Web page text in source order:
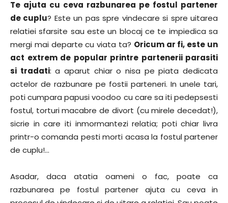
Te ajuta cu ceva razbunarea pe fostul partener
de cuplu? Este un pas spre vindecare si spre uitarea
relatiei sfarsite sau este un blocaj ce te impiedica sa
mergi mai departe cu viata ta? Oricum ar fi, este un
act extrem de popular printre partenerii parasiti
si tradati: a aparut chiar o nisa pe piata dedicata
actelor de razbunare pe fostii parteneri. In unele tari,
poti cumpara papusi voodoo cu care sa iti pedepsesti
fostul, torturi macabre de divort (cu mirele decedat!),
sicrie in care iti inmormantezi relatia; poti chiar livra
printr-o comanda pesti morti acasa la fostul partener
de cuplu!…
Asadar, daca atatia oameni o fac, poate ca
razbunarea pe fostul partener ajuta cu ceva in